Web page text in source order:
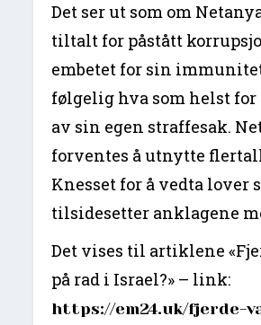
Det ser ut som om
tiltalt for påstått
embetet for sin
følgelig hva som helst for
av sin egen straffesak.
forventes å utnytte
Knesset for å vedta lover
tilsidesetter anklagene
Det vises til artiklene
på rad i Israel?» – link:
https://em24.uk/fjerde-